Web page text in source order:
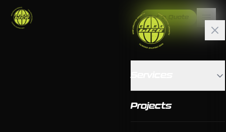
Get a Quote
Projects